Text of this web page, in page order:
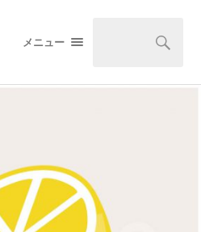
メニュー